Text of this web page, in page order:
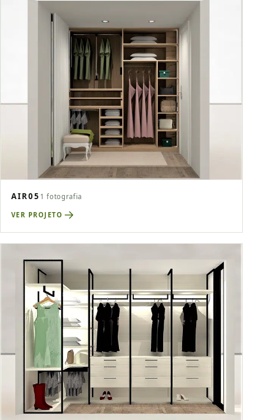
AIR05 1 fotografia
VER PROJETO